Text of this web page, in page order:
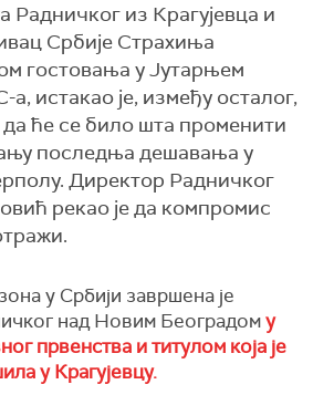
Радничког из Крагујевца и
Србије Страхиња
гостовања у Јутарњем
истакао је, између осталог,
да ће се било шта променити
последња дешавања у
Директор Радничког
рекао је да компромис
у Србији завршена је
над Новим Београдому
првенства и титулом која је
у Крагујевцу.